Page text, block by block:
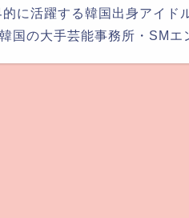
的に活躍する韓国出身アイド
国の大手芸能事務所・SM